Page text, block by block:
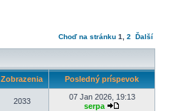
Choď na stránku 1 2 Ďalší
Zobrazenia Posledný príspevok
2033
07 Jan 2026, 19:13
serpa